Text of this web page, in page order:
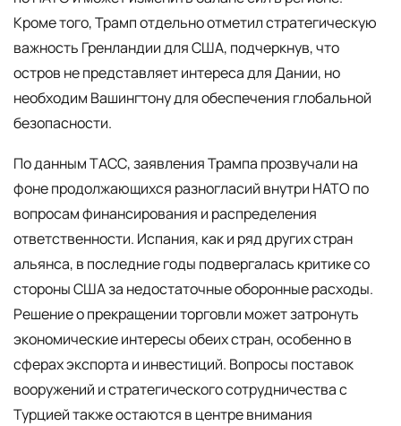
Кроме того, Трамп отдельно отметил стратегическую
важность Гренландии для США, подчеркнув, что
остров не представляет интереса для Дании, но
необходим Вашингтону для обеспечения глобальной
безопасности.
По данным ТАСС, заявления Трампа прозвучали на
фоне продолжающихся разногласий внутри НАТО по
вопросам финансирования и распределения
ответственности. Испания, как и ряд других стран
альянса, в последние годы подвергалась критике со
стороны США за недостаточные оборонные расходы.
Решение о прекращении торговли может затронуть
экономические интересы обеих стран, особенно в
сферах экспорта и инвестиций. Вопросы поставок
вооружений и стратегического сотрудничества с
Турцией также остаются в центре внимания